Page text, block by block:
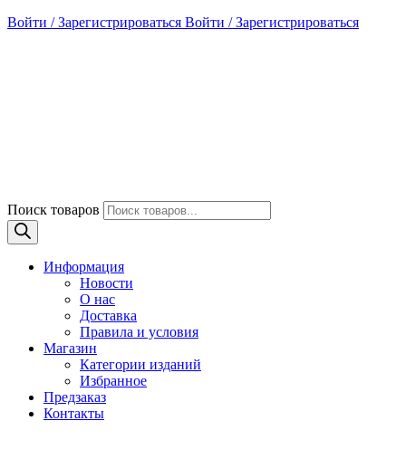
Войти / Зарегистрироваться Войти / Зарегистрироваться
Поиск товаров
Информация
Новости
О нас
Доставка
Правила и условия
Магазин
Категории изданий
Избранное
Предзаказ
Контакты